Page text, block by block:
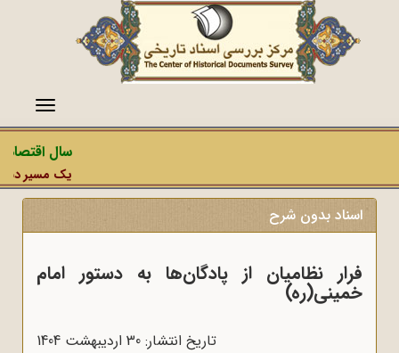
منو
سال
یک مسیر
اسناد بدون شرح
فرار نظامیان از پادگان‌ها به دستور امام
خمینی(ره)
تاریخ انتشار: 30 ارديبهشت 1404